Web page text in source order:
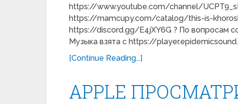
https://www.youtube.com/channel/
https://mamcupy.com/catalog/this-is-
https://discord.gg/E4jXY6G ? По вопросам
Музыка взята c https://
[Continue Reading...]
APPLE